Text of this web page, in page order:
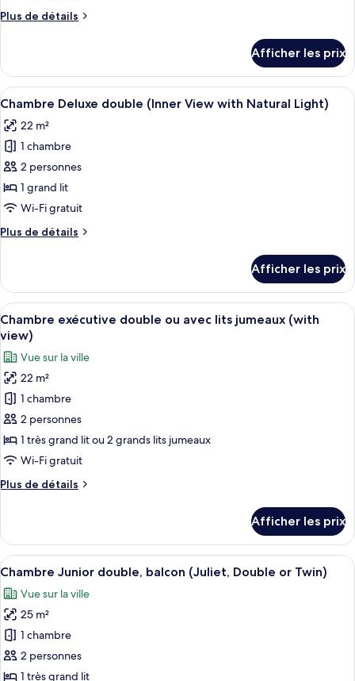
chambre :
avec
lits
jumeaux
(Interior
Window)
Plus de détails
Plus
Chambre
supérieure
avec
jumeaux
(Interior
Window)
Afficher les prix
Afficher
toutes
les
photos
pour
ce
type
chambre :
double
(Inner
View
with
Natural
Light)
Une chambre d’hôtel moderne,
7
Chambre Deluxe double (Inner View with Natural Light)
22 m²
1 chambre
2 personnes
1 grand lit
Wi-Fi gratuit
Plus de détails
Plus
Chambre
Deluxe
double
(Inner
with
Natural
Light)
Afficher les prix
Afficher
toutes
les
photos
pour
ce
type
de
chambre :
exécutive
avec
lits
jumeaux
(with
view)
Une chambre d’hôtel moderne
9
Chambre exécutive double ou avec lits jumeaux (with
view)
Vue sur la ville
22 m²
1 chambre
2 personnes
1 très grand lit ou 2 grands lits jumeaux
Wi-Fi gratuit
Plus de détails
Plus
Chambre
exécutive
double
avec
lits
jumeaux
(with
view)
Afficher les prix
Afficher
toutes
les
photos
pour
ce
type
Une chambre d’hôtel avec un
8
Chambre Junior double, balcon (Juliet, Double or Twin)
Vue sur la ville
25 m²
1 chambre
2 personnes
1 très grand lit